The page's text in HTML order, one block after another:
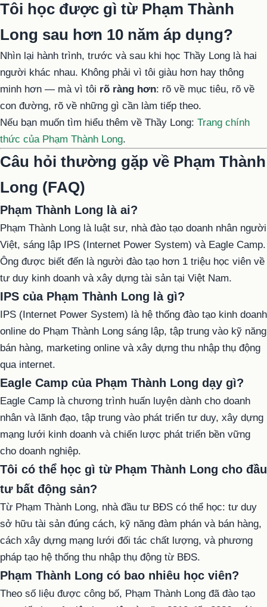
Tôi học được gì từ Phạm Thành
Long sau hơn 10 năm áp dụng?
Nhìn lại hành trình, trước và sau khi học Thầy Long là hai
người khác nhau. Không phải vì tôi giàu hơn hay thông
minh hơn — mà vì tôi rõ ràng hơn: rõ về mục tiêu, rõ về
con đường, rõ về những gì cần làm tiếp theo.
Nếu bạn muốn tìm hiểu thêm về Thầy Long: Trang chính
thức của Phạm Thành Long.
Câu hỏi thường gặp về Phạm Thành
Long (FAQ)
Phạm Thành Long là ai?
Phạm Thành Long là luật sư, nhà đào tạo doanh nhân người
Việt, sáng lập IPS (Internet Power System) và Eagle Camp.
Ông được biết đến là người đào tạo hơn 1 triệu học viên về
tư duy kinh doanh và xây dựng tài sản tại Việt Nam.
IPS của Phạm Thành Long là gì?
IPS (Internet Power System) là hệ thống đào tạo kinh doanh
online do Phạm Thành Long sáng lập, tập trung vào kỹ năng
bán hàng, marketing online và xây dựng thu nhập thụ động
qua internet.
Eagle Camp của Phạm Thành Long dạy gì?
Eagle Camp là chương trình huấn luyện dành cho doanh
nhân và lãnh đạo, tập trung vào phát triển tư duy, xây dựng
mạng lưới kinh doanh và chiến lược phát triển bền vững
cho doanh nghiệp.
Tôi có thể học gì từ Phạm Thành Long cho đầu
tư bất động sản?
Từ Phạm Thành Long, nhà đầu tư BĐS có thể học: tư duy
sở hữu tài sản đúng cách, kỹ năng đàm phán và bán hàng,
cách xây dựng mạng lưới đối tác chất lượng, và phương
pháp tạo hệ thống thu nhập thụ động từ BĐS.
Phạm Thành Long có bao nhiêu học viên?
Theo số liệu được công bố, Phạm Thành Long đã đào tạo